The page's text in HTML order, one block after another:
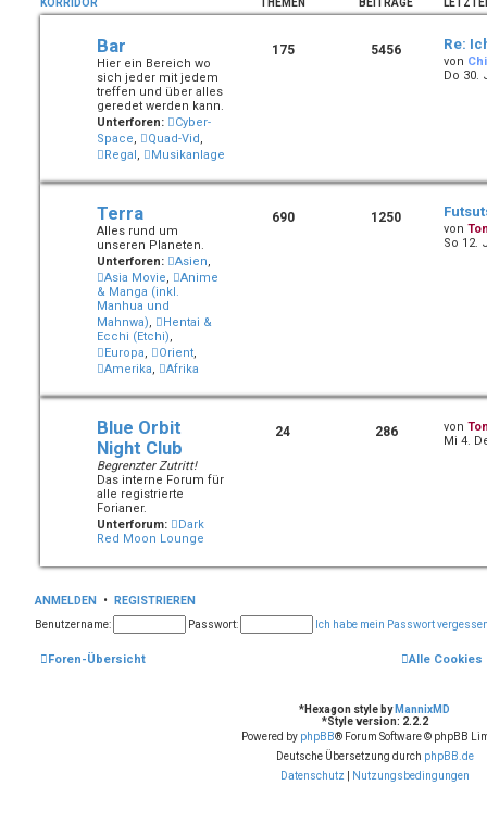
Bar
Hier ein Bereich wo
sich jeder mit jedem
treffen und über alles
geredet werden kann.
Unterforen:
Cyber-
Space
Quad-Vid
Regal
Musikanlage
175 5456 Re:
von
Do 30.
Terra
Alles rund um
unseren Planeten.
Unterforen:
Asien
Asia Movie
Anime
& Manga (inkl.
Manhua und
Mahnwa)
Hentai &
Ecchi (Etchi)
Europa
Orient
Amerika
Afrika
690 1250
von
So 12.
Blue Orbit
Night Club
Begrenzter Zutritt!
Das interne Forum für
alle registrierte
Forianer.
Unterforum:
Dark
Red Moon Lounge
24 286 von
Mi 4.
ANMELDEN • REGISTRIEREN
Benutzername: Passwort: Ich habe mein Passwort
Foren-Übersicht Alle
*Hexagon style by MannixMD
*Style version: 2.2.2
Powered by phpBB® Forum Software © phpBB
Deutsche Übersetzung durch phpBB.de
Datenschutz
Nutzungsbedingungen